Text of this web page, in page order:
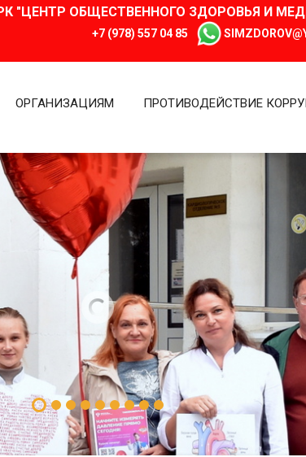
"ЦЕНТР ОБЩЕСТВЕННОГО ЗДОРОВЬЯ И
+7 (978) 557 04 85
ОРГАНИЗАЦИЯМ ПРОТИВОДЕЙСТВИЕ